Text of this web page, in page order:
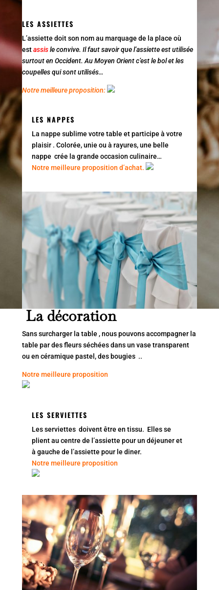
LES ASSIETTES
L’assiette doit son nom au marquage de la place où
estassisle convive. Il faut savoir que l’assiette est utilisée
surtout en Occident. Au Moyen Orient c’est le bol et les
coupelles qui sont utilisés…
Notre meilleure proposition:
LES NAPPES
La nappe sublime votre table et participe à votre
plaisir . Colorée, unie ou à rayures, une belle
nappe crée la grande occasion culinaire…
Notre meilleure proposition d’achat.
La décoration
Sans surcharger la table , nous pouvons accompagner la
table par des fleurs séchées dans un vase transparent
ou en céramique pastel, des bougies ..
Notre meilleure proposition
LES SERVIETTES
Les serviettes doivent être en tissu. Elles se
plient au centre de l’assiette pour un déjeuner et
à gauche de l’assiette pour le diner.
Notre meilleure proposition